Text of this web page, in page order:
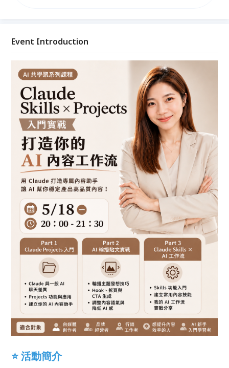
AI 內容助手、快速產出社群內容與打造個人化工作流
Event Introduction
⭐ 活動簡介